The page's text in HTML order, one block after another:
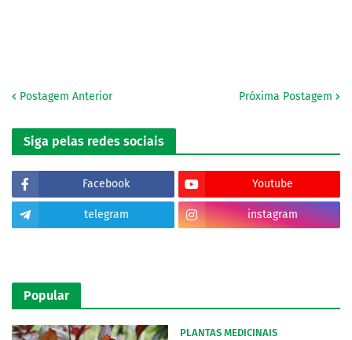
Postagem Anterior Próxima Postagem
Siga pelas redes sociais
Facebook Youtube
telegram instagram
Popular
PLANTAS MEDICINAIS